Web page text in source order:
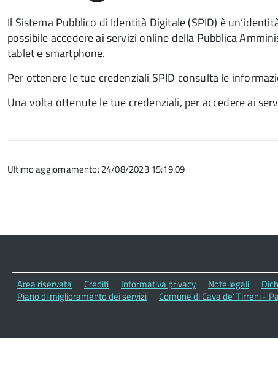
Il Sistema Pubblico di Identità Digitale (SPID) è
possibile accedere ai servizi online della Pubblica
tablet e smartphone.
Per ottenere le tue credenziali SPID consulta le
Una volta ottenute le tue credenziali, per accedere ai
Ultimo aggiornamento: 24/08/2023 15:19.09
Area riservata Crediti Informativa privacy Note legali
Piano di miglioramento dei servizi
Comune di Cava de' Tirreni -